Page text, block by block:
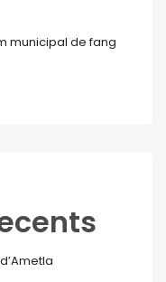
municipal de fang